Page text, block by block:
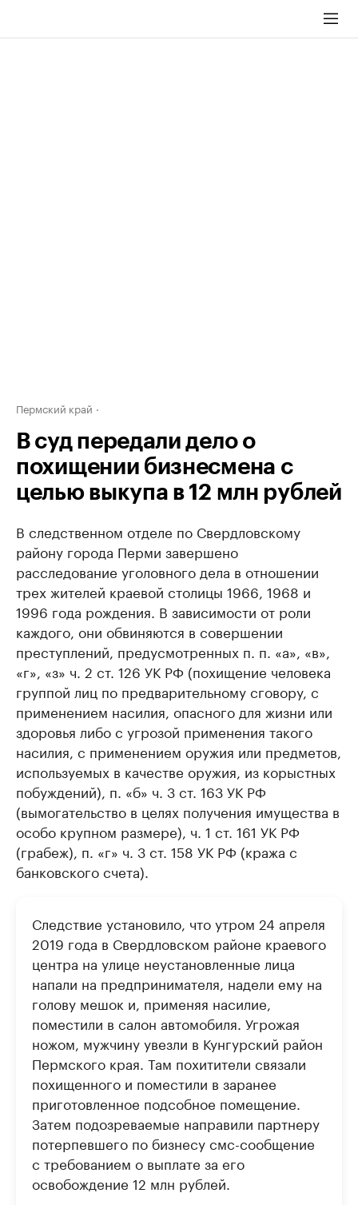
Пермский край
В суд передали дело о
похищении бизнесмена с
целью выкупа в 12 млн рублей
В следственном отделе по Свердловскому
району города Перми завершено
расследование уголовного дела в отношении
трех жителей краевой столицы 1966, 1968 и
1996 года рождения. В зависимости от роли
каждого, они обвиняются в совершении
преступлений, предусмотренных п. п. «а», «в»,
«г», «з» ч. 2 ст. 126 УК РФ (похищение человека
группой лиц по предварительному сговору, с
применением насилия, опасного для жизни или
здоровья либо с угрозой применения такого
насилия, с применением оружия или предметов,
используемых в качестве оружия, из корыстных
побуждений), п. «б» ч. 3 ст. 163 УК РФ
(вымогательство в целях получения имущества в
особо крупном размере), ч. 1 ст. 161 УК РФ
(грабеж), п. «г» ч. 3 ст. 158 УК РФ (кража с
банковского счета).
Следствие установило, что утром 24 апреля
2019 года в Свердловском районе краевого
центра на улице неустановленные лица
напали на предпринимателя, надели ему на
голову мешок и, применяя насилие,
поместили в салон автомобиля. Угрожая
ножом, мужчину увезли в Кунгурский район
Пермского края. Там похитители связали
похищенного и поместили в заранее
приготовленное подсобное помещение.
Затем подозреваемые направили партнеру
потерпевшего по бизнесу смс-сообщение
с требованием о выплате за его
освобождение 12 млн рублей.